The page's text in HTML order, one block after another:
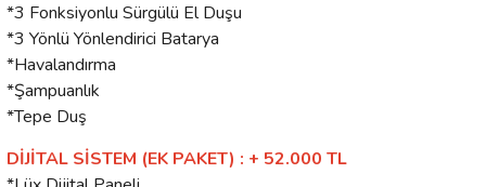
*3 Fonksiyonlu Sürgülü El Duşu
*3 Yönlü Yönlendirici Batarya
*Havalandırma
*Şampuanlık
*Tepe Duş
DİJİTAL SİSTEM (EK PAKET) : + 52.000 TL